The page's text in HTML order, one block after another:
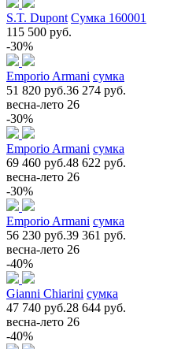
S.T. Dupont Сумка 160001
115 500 руб.
-30%
Emporio Armani сумка
51 820 руб.36 274 руб.
весна-лето 26
-30%
Emporio Armani сумка
69 460 руб.48 622 руб.
весна-лето 26
-30%
Emporio Armani сумка
56 230 руб.39 361 руб.
весна-лето 26
-40%
Gianni Chiarini сумка
47 740 руб.28 644 руб.
весна-лето 26
-40%